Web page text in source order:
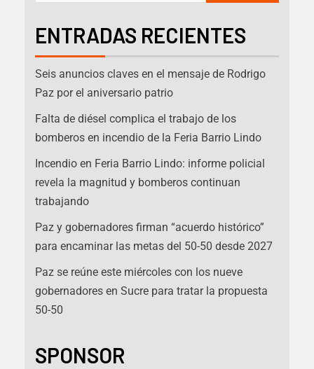
ENTRADAS RECIENTES
Seis anuncios claves en el mensaje de Rodrigo
Paz por el aniversario patrio
Falta de diésel complica el trabajo de los
bomberos en incendio de la Feria Barrio Lindo
Incendio en Feria Barrio Lindo: informe policial
revela la magnitud y bomberos continuan
trabajando
Paz y gobernadores firman “acuerdo histórico”
para encaminar las metas del 50-50 desde 2027
Paz se reúne este miércoles con los nueve
gobernadores en Sucre para tratar la propuesta
50-50
SPONSOR